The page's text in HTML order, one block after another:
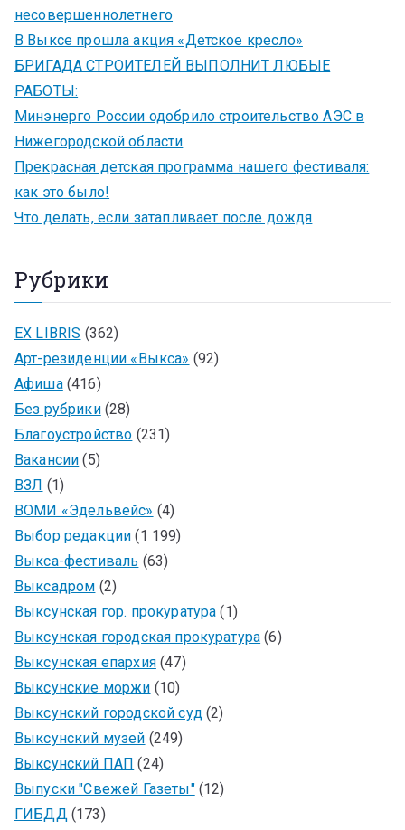
несовершеннолетнего
В Выксе прошла акция «Детское кресло»
БРИГАДА СТРОИТЕЛЕЙ ВЫПОЛНИТ ЛЮБЫЕ
РАБОТЫ:
Минэнерго России одобрило строительство АЭС в
Нижегородской области
Прекрасная детская программа нашего фестиваля:
как это было!
Что делать, если затапливает после дождя
Рубрики
EX LIBRIS (362)
Арт-резиденции «Выкса» (92)
Афиша(416)
Без рубрики(28)
Благоустройство (231)
Вакансии (5)
ВЗЛ (1)
ВОМИ «Эдельвейс» (4)
Выбор редакции (1 199)
Выкса-фестиваль (63)
Выксадром (2)
Выксунская гор. прокуратура (1)
Выксунская городская прокуратура (6)
Выксунская епархия(47)
Выксунские моржи (10)
Выксунский городской суд(2)
Выксунский музей (249)
Выксунский ПАП (24)
Выпуски "Свежей Газеты"(12)
ГИБДД(173)